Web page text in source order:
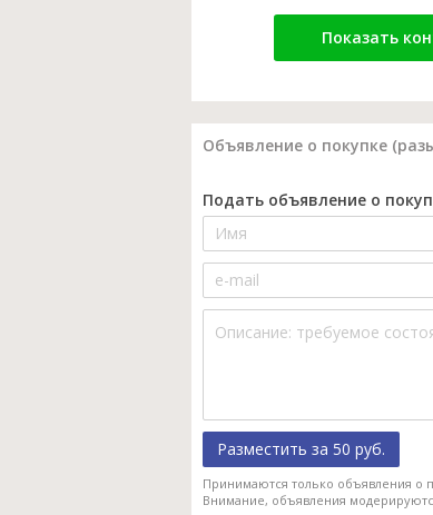
Показать
Объявление о покупке
Подать объявление о
Разместить за 50 руб.
Принимаются только объявления о
Внимание, объявления